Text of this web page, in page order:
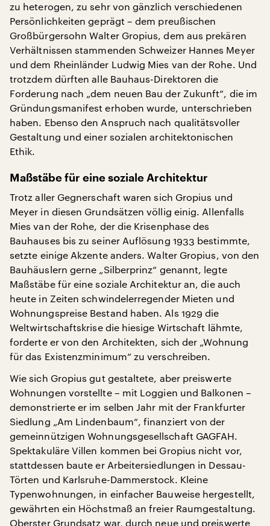
zu heterogen, zu sehr von gänzlich verschiedenen
Persönlichkeiten geprägt – dem preußischen
Großbürgersohn Walter Gropius, dem aus prekären
Verhältnissen stammenden Schweizer Hannes Meyer
und dem Rheinländer Ludwig Mies van der Rohe. Und
trotzdem dürften alle Bauhaus-Direktoren die
Forderung nach „dem neuen Bau der Zukunft“, die im
Gründungsmanifest erhoben wurde, unterschrieben
haben. Ebenso den Anspruch nach qualitätsvoller
Gestaltung und einer sozialen architektonischen
Ethik.
Maßstäbe für eine soziale Architektur
Trotz aller Gegnerschaft waren sich Gropius und
Meyer in diesen Grundsätzen völlig einig. Allenfalls
Mies van der Rohe, der die Krisenphase des
Bauhauses bis zu seiner Auflösung 1933 bestimmte,
setzte einige Akzente anders. Walter Gropius, von den
Bauhäuslern gerne „Silberprinz“ genannt, legte
Maßstäbe für eine soziale Architektur an, die auch
heute in Zeiten schwindelerregender Mieten und
Wohnungspreise Bestand haben. Als 1929 die
Weltwirtschaftskrise die hiesige Wirtschaft lähmte,
forderte er von den Architekten, sich der „Wohnung
für das Existenzminimum“ zu verschreiben.
Wie sich Gropius gut gestaltete, aber preiswerte
Wohnungen vorstellte – mit Loggien und Balkonen –
demonstrierte er im selben Jahr mit der Frankfurter
Siedlung „Am Lindenbaum“, finanziert von der
gemeinnützigen Wohnungsgesellschaft GAGFAH.
Spektakuläre Villen kommen bei Gropius nicht vor,
stattdessen baute er Arbeitersiedlungen in Dessau-
Törten und Karlsruhe-Dammerstock. Kleine
Typenwohnungen, in einfacher Bauweise hergestellt,
gewährten ein Höchstmaß an freier Raumgestaltung.
Oberster Grundsatz war, durch neue und preiswerte